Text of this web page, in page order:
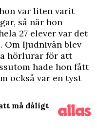
var liten varit
så när hon
27 elever var det
Om ljudnivån blev
hörlurar för att
hade hon fått
också var en tyst
må dåligt